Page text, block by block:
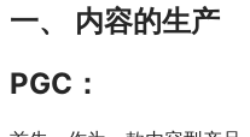
一、 内容的生产
PGC：